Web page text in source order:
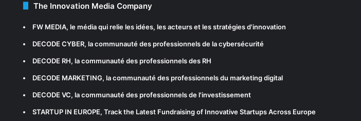
The Innovation Media Company
FW MEDIA, le média qui relie les idées, les acteurs et les stratégies d'innovation
DECODE CYBER, la communauté des professionnels de la cybersécurité
DECODE RH, la communauté des professionnels des RH
DECODE MARKETING, la communauté des professionnels du marketing digital
DECODE VC, la communauté des professionnels de l'investissement
STARTUP IN EUROPE, Track the Latest Fundraising of Innovative Startups Across Europe